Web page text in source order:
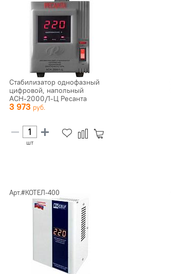
Стабилизатор однофазный
цифровой, напольный
АСН-2000/1-Ц Ресанта
3 973
шт
Арт.#КОТЕЛ-400